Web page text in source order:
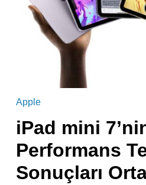
Apple
iPad mini
Performans
Sonuçları